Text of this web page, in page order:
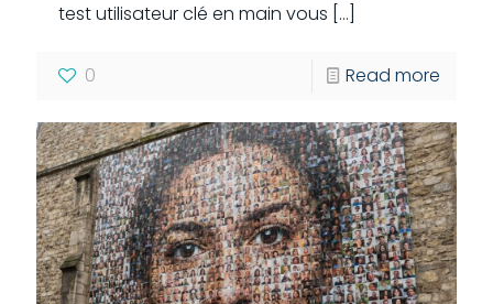
test utilisateur clé en main vous […]
0 Read more